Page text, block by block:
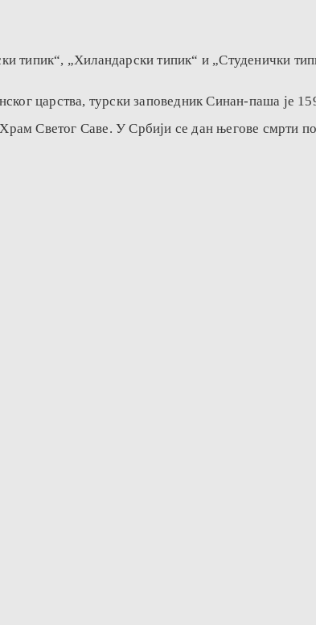
типик“, „Хиландарски типик“ и „Студенички
царства, турски заповедник Синан-паша је
Светог Саве. У Србији се дан његове смрти